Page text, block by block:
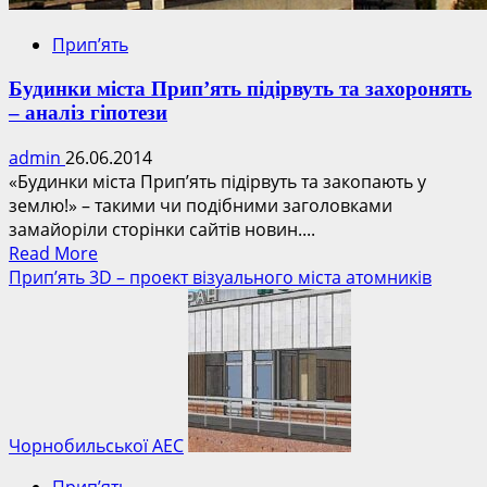
Прип’ять
Будинки міста Прип’ять підірвуть та захоронять
– аналіз гіпотези
admin 26.06.2014
«Будинки міста Прип’ять підірвуть та закопають у
землю!» – такими чи подібними заголовками
замайоріли сторінки сайтів новин....
Read MoreRead
more
захоронять
Прип’ять 3D – проект візуального міста атомників
Чорнобильської АЕС